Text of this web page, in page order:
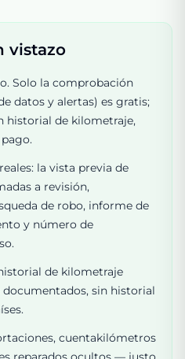
vistazo
Solo la comprobación
datos y alertas) es gratis;
historial de kilometraje,
la vista previa de
a revisión,
de robo, informe de
y número de
de kilometraje
sin historial
cuentakilómetros